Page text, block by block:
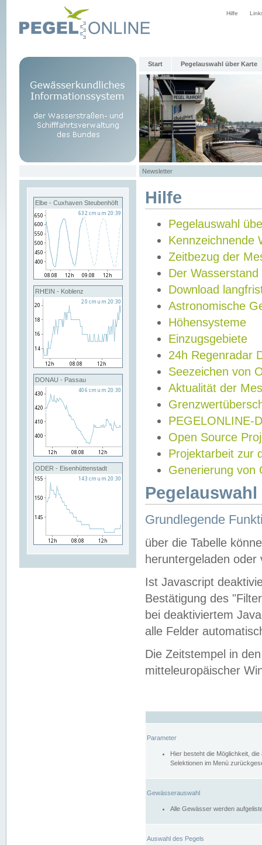
Hilfe
Start Pegelauswahl über Karte
Newsletter
Elbe - Cuxhaven Steubenhöft
RHEIN - Koblenz
DONAU - Passau
ODER - Eisenhüttenstadt
Hilfe
Pegelauswahl
Kennzeichnende
Zeitbezug der
Der Wasserstand
Download
Astronomische
Höhensysteme
Einzugsgebiete
24h Regenradar
Seezeichen von
Aktualität der
PEGELONLINE-
Open Source
Projektarbeit zur
Generierung von
Grundlegende
über die Tabelle
heruntergeladen oder
Ist Javascript
Bestätigung des
bei deaktiviertem
alle Felder
Die Zeitstempel in
mitteleuropäischer
Parameter
Hier besteht die Möglichkeit,
Selektionen im Menü
Gewässerauswahl
Alle Gewässer werden
Auswahl des Pegels